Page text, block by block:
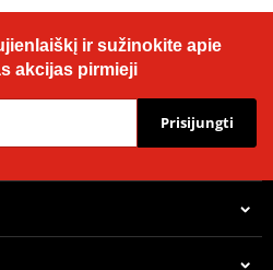
ir sužinokite apie
akcijas pirmieji
Prisijungti